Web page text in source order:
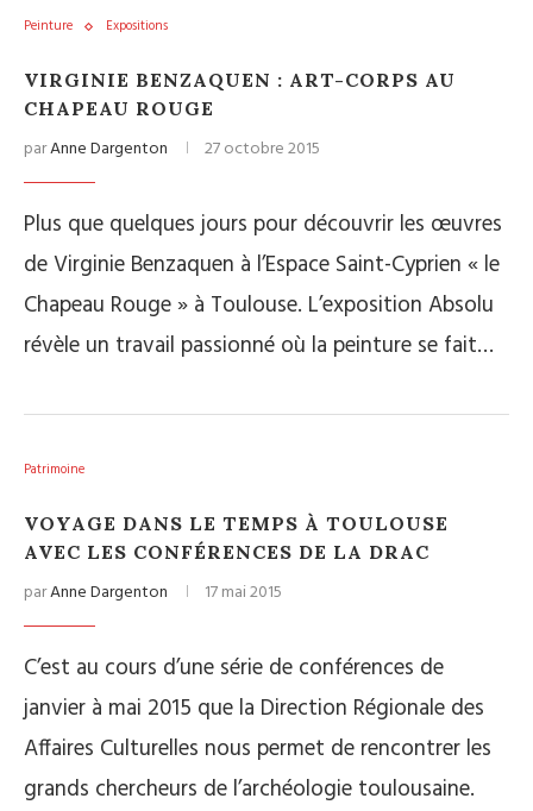
Peinture Expositions
VIRGINIE BENZAQUEN : ART-CORPS AU
CHAPEAU ROUGE
parAnne Dargenton 27 octobre 2015
Plus que quelques jours pour découvrir les œuvres
de Virginie Benzaquen à l’Espace Saint-Cyprien « le
Chapeau Rouge » à Toulouse. L’exposition Absolu
révèle un travail passionné où la peinture se fait…
Patrimoine
VOYAGE DANS LE TEMPS À TOULOUSE
AVEC LES CONFÉRENCES DE LA DRAC
parAnne Dargenton 17 mai 2015
C’est au cours d’une série de conférences de
janvier à mai 2015 que la Direction Régionale des
Affaires Culturelles nous permet de rencontrer les
grands chercheurs de l’archéologie toulousaine.